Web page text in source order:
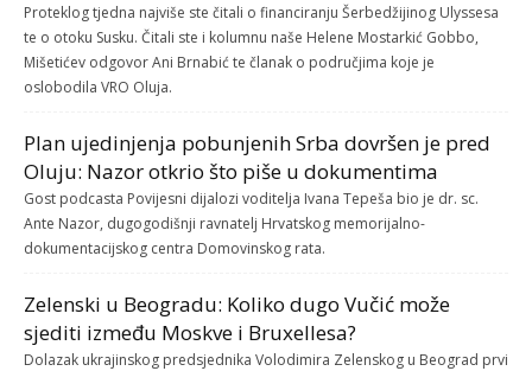
Proteklog tjedna najviše ste čitali o financiranju Šerbedžijinog Ulyssesa
te o otoku Susku. Čitali ste i kolumnu naše Helene Mostarkić Gobbo,
Mišetićev odgovor Ani Brnabić te članak o područjima koje je
oslobodila VRO Oluja.
Plan ujedinjenja pobunjenih Srba dovršen je pred
Oluju: Nazor otkrio što piše u dokumentima
Gost podcasta Povijesni dijalozi voditelja Ivana Tepeša bio je dr. sc.
Ante Nazor, dugogodišnji ravnatelj Hrvatskog memorijalno-
dokumentacijskog centra Domovinskog rata.
Zelenski u Beogradu: Koliko dugo Vučić može
sjediti između Moskve i Bruxellesa?
Dolazak ukrajinskog predsjednika Volodimira Zelenskog u Beograd prvi